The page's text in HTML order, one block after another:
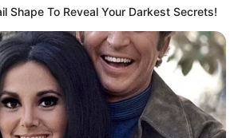
Shape To Reveal Your Darkest Secrets!